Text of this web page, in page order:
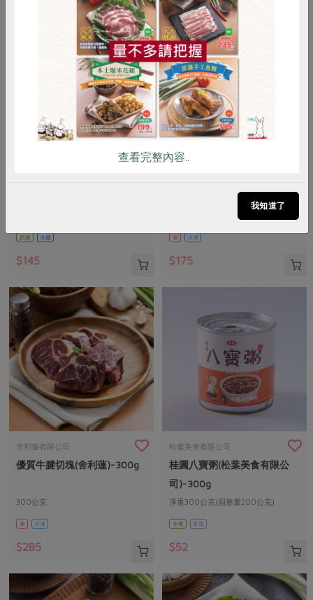
奶素 冷藏
$145
保證責任花蓮縣肉品運銷合作社
225公克(固形物200公克)
葷 冷凍
$175
舍利蓮有限公司
優質牛腱切塊(舍利蓮)-300g
300公克
葷 冷凍
$285
松葉美食有限公司
桂圓八寶粥(松葉美食有限公
司)-300g
淨重300公克(固形量200公克)
全素 常溫
$52
RPET 食譜 減硝酸鹽
雞蛋 食安 共同購買
查看完整內容..
我知道了